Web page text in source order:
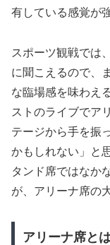
有している感覚が
スポーツ観戦では
に聞こえるので、
な臨場感を味わえ
ストのライブでア
テージから手を振
かもしれない」と
タンド席ではなか
が、アリーナ席の
アリーナ席と